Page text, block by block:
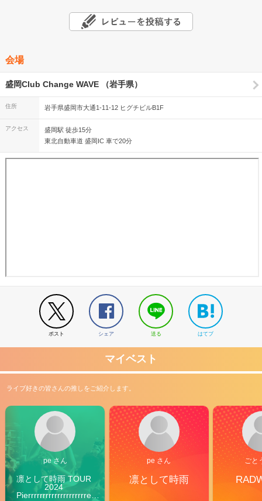
会場
盛岡Club Change WAVE （岩手県）
住所 岩手県盛岡市大通1-11-12 ヒグチビルB1F
アクセス
盛岡駅 徒歩15分
東北自動車道 盛岡IC 車で20分
ポスト シェア 送る はてブ
マイベスト
ライブ好きの皆さんの推しをご紹介します。
pe さん
凛として時雨 TOUR
2024
Pierrrrrrrrrrrrrrrrrrrre
pe さん
凛として時雨
ごと